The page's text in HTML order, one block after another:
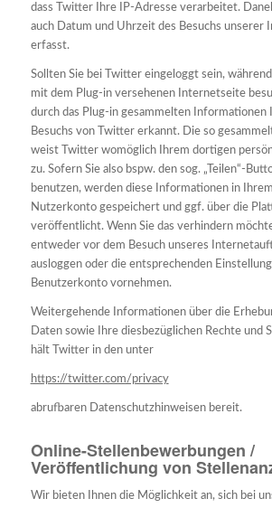
dass Twitter Ihre IP-Adresse verarbeitet.
auch Datum und Uhrzeit des Besuchs unserer
erfasst.
Sollten Sie bei Twitter eingeloggt sein,
mit dem Plug-in versehenen Internetseite
durch das Plug-in gesammelten Informationen
Besuchs von Twitter erkannt. Die so
weist Twitter womöglich Ihrem dortigen
zu. Sofern Sie also bspw. den sog. „Teilen“-
benutzen, werden diese Informationen in
Nutzerkonto gespeichert und ggf. über die
veröffentlicht. Wenn Sie das verhindern
entweder vor dem Besuch unseres
ausloggen oder die entsprechenden
Benutzerkonto vornehmen.
Weitergehende Informationen über die
Daten sowie Ihre diesbezüglichen Rechte und
hält Twitter in den unter
https://twitter.com/privacy
abrufbaren Datenschutzhinweisen bereit.
Online-Stellenbewerbungen /
Veröffentlichung von
Wir bieten Ihnen die Möglichkeit an, sich bei